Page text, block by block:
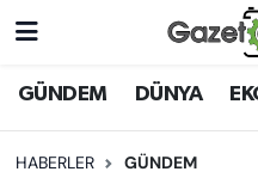
GÜNDEM DÜNYA
HABERLER GÜNDEM
DÜNYA
EKONOMİ
Nöbetçi Eczaneler
Hava Durumu